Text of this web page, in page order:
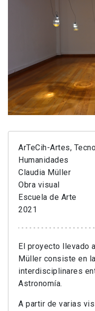
ArTeCih-Artes,
Humanidades
Claudia Müller
Obra visual
Escuela de Arte
2021
El proyecto llevado
Müller consiste en
interdisciplinares
Astronomía.
A partir de varias